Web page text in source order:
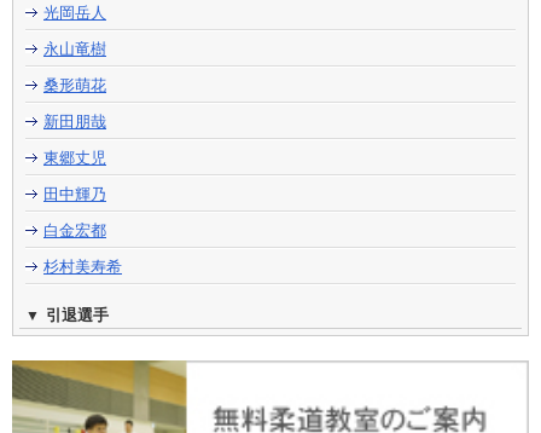
光岡岳人
永山竜樹
桑形萌花
新田朋哉
東郷丈児
田中輝乃
白金宏都
杉村美寿希
引退選手